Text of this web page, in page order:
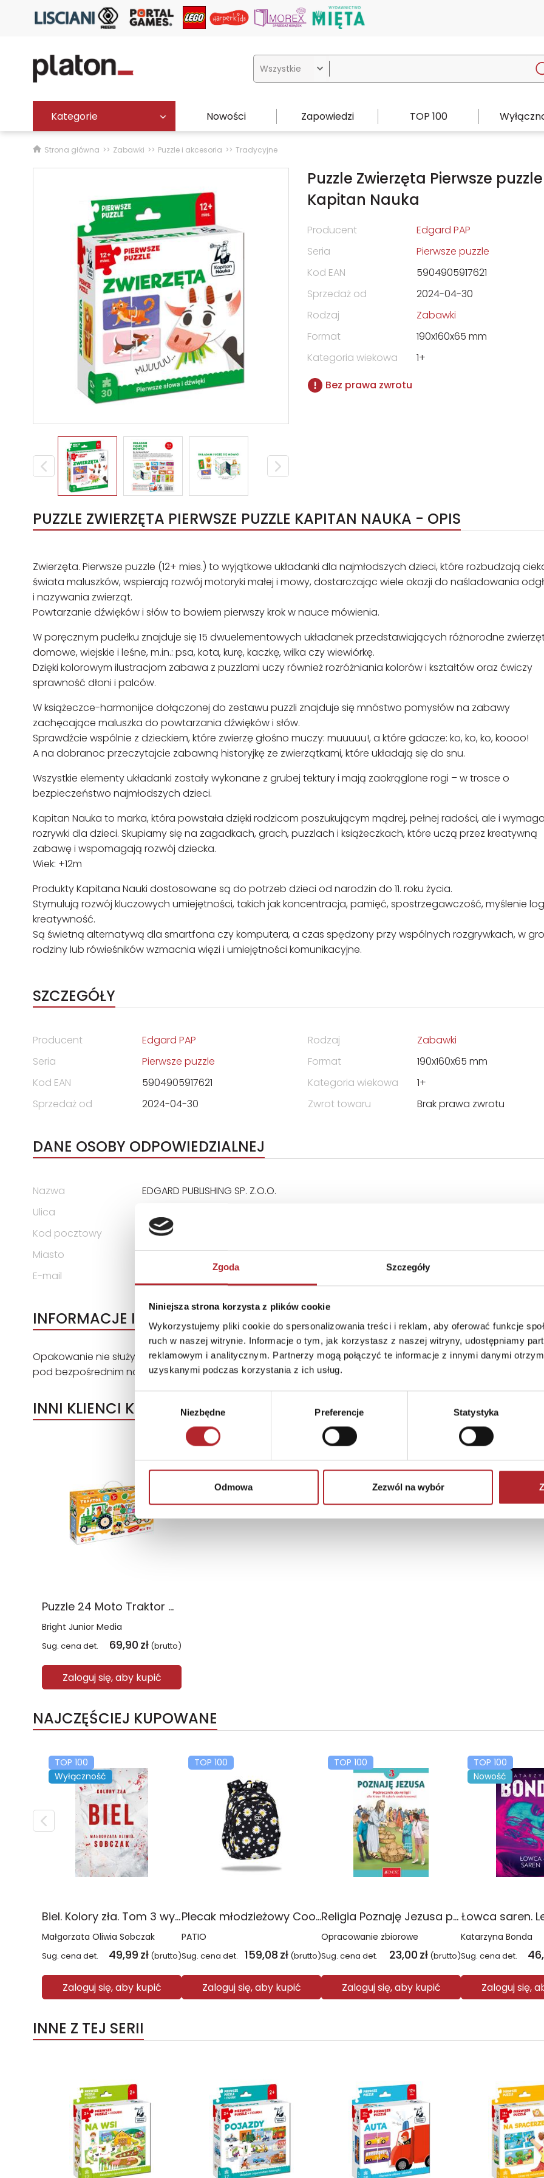
Zgoda Szczegóły
Niniejsza strona korzysta z plików cookie
Wykorzystujemy pliki cookie do spersonalizowania treści i reklam, aby oferować funkcje
ruch w naszej witrynie. Informacje o tym, jak korzystasz z naszej witryny, udostępniamy
reklamowym i analitycznym. Partnerzy mogą połączyć te informacje z innymi danymi
uzyskanymi podczas korzystania z ich usług.
Niezbędne Preferencje Statystyka
Odmowa Zezwól na wybór

Kategorie Nowości Zapowiedzi TOP 100
Strona główna Zabawki Puzzle i akcesoria Tradycyjne
Puzzle Zwierzęta Pierwsze puzzle
Kapitan Nauka
Producent
Edgard PAP
Seria
Pierwsze puzzle
Kod EAN
5904905917621
Sprzedaż od
2024-04-30
Rodzaj
Zabawki
Format
190x160x65 mm
Kategoria wiekowa
1+
Bez prawa zwrotu
PUZZLE ZWIERZĘTA PIERWSZE PUZZLE KAPITAN NAUKA - OPIS
Zwierzęta. Pierwsze puzzle (12+ mies.) to wyjątkowe układanki dla najmłodszych dzieci, które rozbudzają
świata maluszków, wspierają rozwój motoryki małej i mowy, dostarczając wiele okazji do naśladowania
i nazywania zwierząt.
Powtarzanie dźwięków i słów to bowiem pierwszy krok w nauce mówienia.
W poręcznym pudełku znajduje się 15 dwuelementowych układanek przedstawiających różnorodne
domowe, wiejskie i leśne, m.in.: psa, kota, kurę, kaczkę, wilka czy wiewiórkę.
Dzięki kolorowym ilustracjom zabawa z puzzlami uczy również rozróżniania kolorów i kształtów oraz ćwiczy
sprawność dłoni i palców.
W książeczce-harmonijce dołączonej do zestawu puzzli znajduje się mnóstwo pomysłów na zabawy
zachęcające maluszka do powtarzania dźwięków i słów.
Sprawdźcie wspólnie z dzieckiem, które zwierzę głośno muczy: muuuuu!, a które gdacze: ko, ko, ko, koooo!
A na dobranoc przeczytajcie zabawną historyjkę ze zwierzątkami, które układają się do snu.
Wszystkie elementy układanki zostały wykonane z grubej tektury i mają zaokrąglone rogi – w trosce o
bezpieczeństwo najmłodszych dzieci.
Kapitan Nauka to marka, która powstała dzięki rodzicom poszukującym mądrej, pełnej radości, ale i
rozrywki dla dzieci. Skupiamy się na zagadkach, grach, puzzlach i książeczkach, które uczą przez kreatywną
zabawę i wspomagają rozwój dziecka.
Wiek: +12m
Produkty Kapitana Nauki dostosowane są do potrzeb dzieci od narodzin do 11. roku życia.
Stymulują rozwój kluczowych umiejętności, takich jak koncentracja, pamięć, spostrzegawczość, myślenie
kreatywność.
Są świetną alternatywą dla smartfona czy komputera, a czas spędzony przy wspólnych rozgrywkach, w
rodziny lub rówieśników wzmacnia więzi i umiejętności komunikacyjne.
SZCZEGÓŁY
Producent
Edgard PAP
Seria
Pierwsze puzzle
Kod EAN
5904905917621
Sprzedaż od
2024-04-30
Rodzaj
Zabawki
Format
190x160x65 mm
Kategoria wiekowa
1+
Zwrot towaru
Brak prawa zwrotu
DANE OSOBY ODPOWIEDZIALNEJ
Nazwa
EDGARD PUBLISHING SP. Z.O.O.
Ulica
Kod pocztowy
02-511
Miasto
Warszawa
E-mail
wydawnictwo@edgard.pl
INFORMACJE I OSTRZEŻENIA
Opakowanie nie służy do zabawy. Należy je zachować ze względu na zawarte na nim ważne informacje. Do
pod bezpośrednim nadzorem osoby dorosłej.
INNI KLIENCI KUPOWALI
Puzzle 24 Moto Traktor CzuCzu
Bright Junior Media
Sug. cena det. 69,90 zł (brutto)
Zaloguj się, aby kupić
NAJCZĘŚCIEJ KUPOWANE
TOP 100
Wyłączność
Biel. Kolory zła. Tom 3 wyd. 2025
Małgorzata Oliwia Sobczak
Sug. cena det. 49,99 zł (brutto)
Zaloguj się, aby kupić
TOP 100
Plecak młodzieżowy Coolpack Jerry Daisy Black
PATIO
Sug. cena det. 159,08 zł (brutto)
Zaloguj się, aby kupić
TOP 100
Religia Poznaję Jezusa podręcznik dla klasy 3 szkoły podstawowej
Opracowanie zbiorowe
Sug. cena det. 23,00 zł (brutto)
Zaloguj się, aby kupić
TOP 100
Nowość
Łowca saren.
Katarzyna Bonda
Sug. cena det.
Zaloguj się,
INNE Z TEJ SERII